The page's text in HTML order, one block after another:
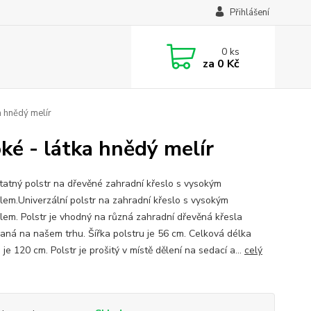
Přihlášení
0ks
za 0 Kč
hnědý melír
- látka hnědý melír
polstr na dřevěné zahradní křeslo s vysokým
polstr na zahradní křeslo s vysokým
Polstr je vhodný na různá zahradní dřevěná křesla
na našem trhu. Šířka polstru je 56 cm. Celková délka
120 cm. Polstr je prošitý v místě dělení na sedací a... celý